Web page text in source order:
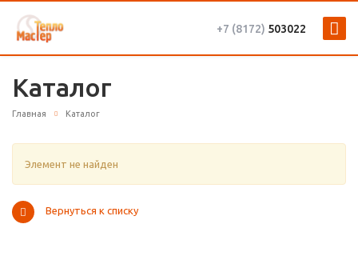
+7 (8172) 503022
Каталог
Главная Каталог
Элемент не найден
Вернуться к списку